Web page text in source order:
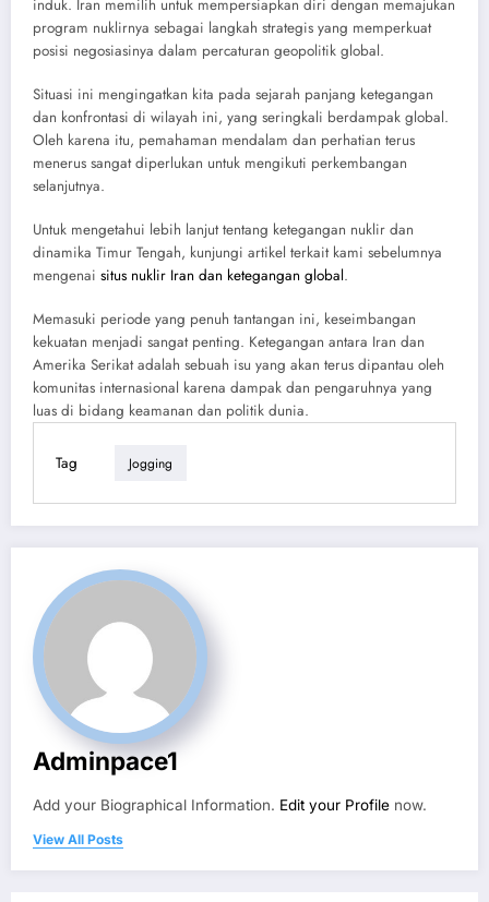
induk. Iran memilih untuk mempersiapkan diri dengan memajukan
program nuklirnya sebagai langkah strategis yang memperkuat
posisi negosiasinya dalam percaturan geopolitik global.
Situasi ini mengingatkan kita pada sejarah panjang ketegangan
dan konfrontasi di wilayah ini, yang seringkali berdampak global.
Oleh karena itu, pemahaman mendalam dan perhatian terus
menerus sangat diperlukan untuk mengikuti perkembangan
selanjutnya.
Untuk mengetahui lebih lanjut tentang ketegangan nuklir dan
dinamika Timur Tengah, kunjungi artikel terkait kami sebelumnya
mengenai situs nuklir Iran dan ketegangan global.
Memasuki periode yang penuh tantangan ini, keseimbangan
kekuatan menjadi sangat penting. Ketegangan antara Iran dan
Amerika Serikat adalah sebuah isu yang akan terus dipantau oleh
komunitas internasional karena dampak dan pengaruhnya yang
luas di bidang keamanan dan politik dunia.
Tag Jogging
Adminpace1
Add your Biographical Information. Edit your Profile now.
View All Posts